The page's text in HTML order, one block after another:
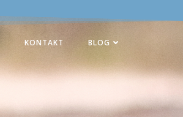
KONTAKT BLOG